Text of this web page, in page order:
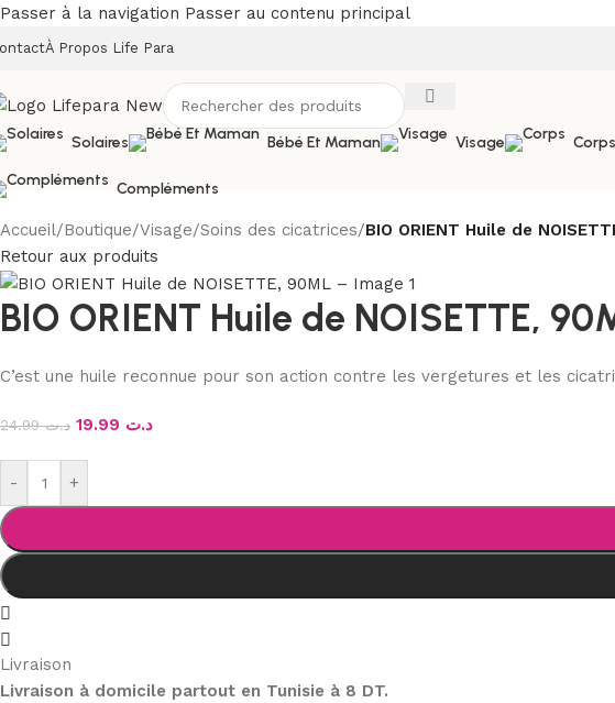
Passer à la navigation Passer au contenu principal
À Propos Life Para
Solaires
Bébé Et Maman Visage Corps
Compléments
Accueil/Boutique/Visage/Soins des cicatrices/BIO ORIENT Huile de
Retour aux produits
BIO ORIENT Huile de NOISETTE,
C’est une huile reconnue pour son action contre les vergetures et les
د.ت24.99 د.ت
- +
Livraison
Livraison à domicile partout en Tunisie à 8 DT.